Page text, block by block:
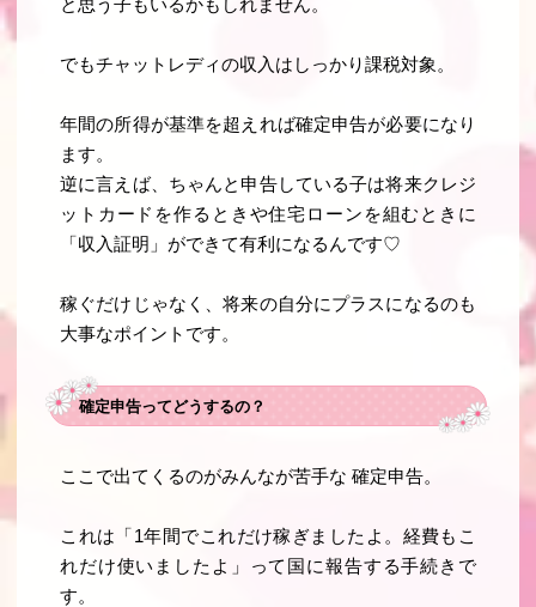
と思う子もいるかもしれません。
でもチャットレディの収入はしっかり課税対象。
年間の所得が基準を超えれば確定申告が必要になり
ます。
逆に言えば、ちゃんと申告している子は将来クレジ
ットカードを作るときや住宅ローンを組むときに
「収入証明」ができて有利になるんです♡
稼ぐだけじゃなく、将来の自分にプラスになるのも
大事なポイントです。
確定申告ってどうするの？
ここで出てくるのがみんなが苦手な確定申告。
これは「1年間でこれだけ稼ぎましたよ。経費もこ
れだけ使いましたよ」って国に報告する手続きで
す。